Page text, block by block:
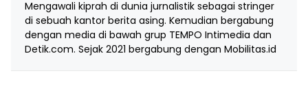
Mengawali kiprah di dunia jurnalistik sebagai stringer
di sebuah kantor berita asing. Kemudian bergabung
dengan media di bawah grup TEMPO Intimedia dan
Detik.com. Sejak 2021 bergabung dengan Mobilitas.id